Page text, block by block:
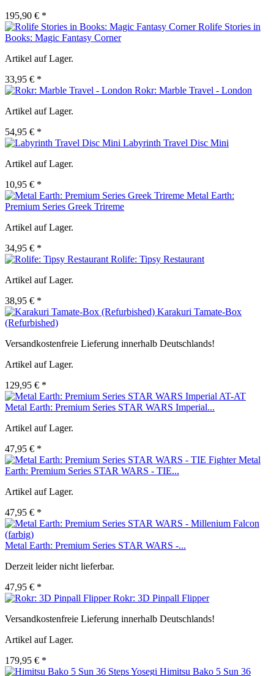
195,90 € *
Rolife Stories in
Books: Magic Fantasy Corner
Artikel auf Lager.
33,95 € *
Rokr: Marble Travel - London
Artikel auf Lager.
54,95 € *
Labyrinth Travel Disc Mini
Artikel auf Lager.
10,95 € *
Metal Earth:
Premium Series Greek Trireme
Artikel auf Lager.
34,95 € *
Rolife: Tipsy Restaurant
Artikel auf Lager.
38,95 € *
Karakuri Tamate-Box
(Refurbished)
Versandkostenfreie Lieferung innerhalb Deutschlands!
Artikel auf Lager.
129,95 € *
Metal Earth: Premium Series STAR WARS Imperial...
Artikel auf Lager.
47,95 € *
Metal
Earth: Premium Series STAR WARS - TIE...
Artikel auf Lager.
47,95 € *
Metal Earth: Premium Series STAR WARS -...
Derzeit leider nicht lieferbar.
47,95 € *
Rokr: 3D Pinpall Flipper
Versandkostenfreie Lieferung innerhalb Deutschlands!
Artikel auf Lager.
179,95 € *
Himitsu Bako 5 Sun 36